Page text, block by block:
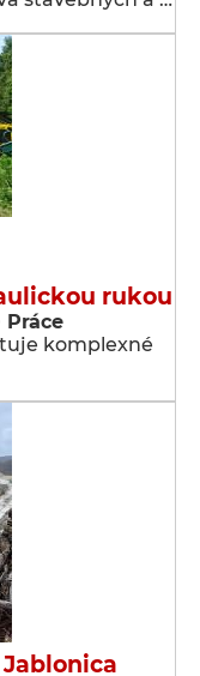
rukou
komplexné